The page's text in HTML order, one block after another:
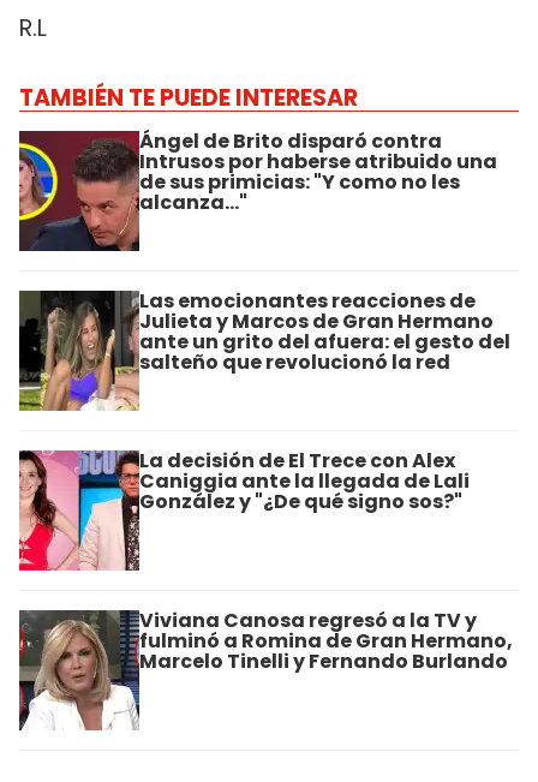
R.L
TAMBIÉN TE PUEDE INTERESAR
Ángel de Brito disparó contra
Intrusos por haberse atribuido una
de sus primicias: "Y como no les
alcanza..."
Las emocionantes reacciones de
Julieta y Marcos de Gran Hermano
ante un grito del afuera: el gesto del
salteño que revolucionó la red
La decisión de El Trece con Alex
Caniggia ante la llegada de Lali
González y "¿De qué signo sos?"
Viviana Canosa regresó a la TV y
fulminó a Romina de Gran Hermano,
Marcelo Tinelli y Fernando Burlando